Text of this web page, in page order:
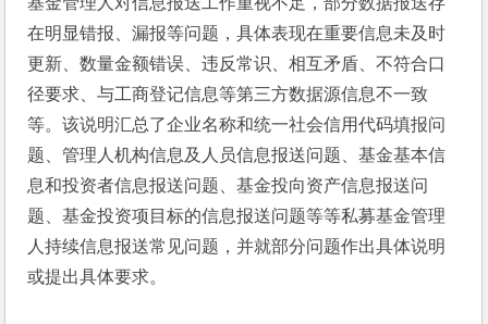
在明显错报、漏报等问题，具体表现在重要信息未及时
更新、数量金额错误、违反常识、相互矛盾、不符合口
径要求、与工商登记信息等第三方数据源信息不一致
等。该说明汇总了企业名称和统一社会信用代码填报问
题、管理人机构信息及人员信息报送问题、基金基本信
息和投资者信息报送问题、基金投向资产信息报送问
题、基金投资项目标的信息报送问题等等私募基金管理
人持续信息报送常见问题，并就部分问题作出具体说明
或提出具体要求。